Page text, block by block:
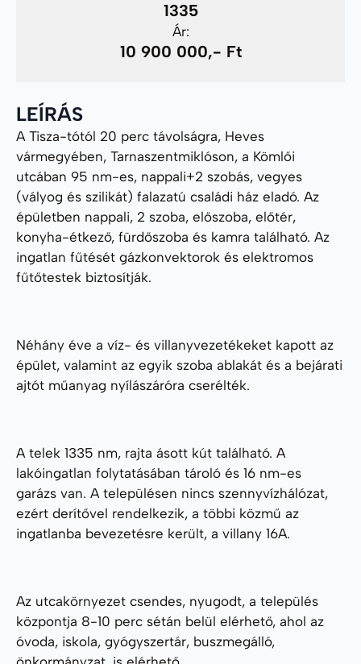
1335
Ár:
10 900 000,- Ft
LEÍRÁS
A Tisza-tótól 20 perc távolságra, Heves
vármegyében, Tarnaszentmiklóson, a Kömlői
utcában 95 nm-es, nappali+2 szobás, vegyes
(vályog és szilikát) falazatú családi ház eladó. Az
épületben nappali, 2 szoba, előszoba, előtér,
konyha-étkező, fürdőszoba és kamra található. Az
ingatlan fűtését gázkonvektorok és elektromos
fűtőtestek biztosítják.
Néhány éve a víz- és villanyvezetékeket kapott az
épület, valamint az egyik szoba ablakát és a bejárati
ajtót műanyag nyílászáróra cserélték.
A telek 1335 nm, rajta ásott kút található. A
lakóingatlan folytatásában tároló és 16 nm-es
garázs van. A településen nincs szennyvízhálózat,
ezért derítővel rendelkezik, a többi közmű az
ingatlanba bevezetésre került, a villany 16A.
Az utcakörnyezet csendes, nyugodt, a település
központja 8-10 perc sétán belül elérhető, ahol az
óvoda, iskola, gyógyszertár, buszmegálló,